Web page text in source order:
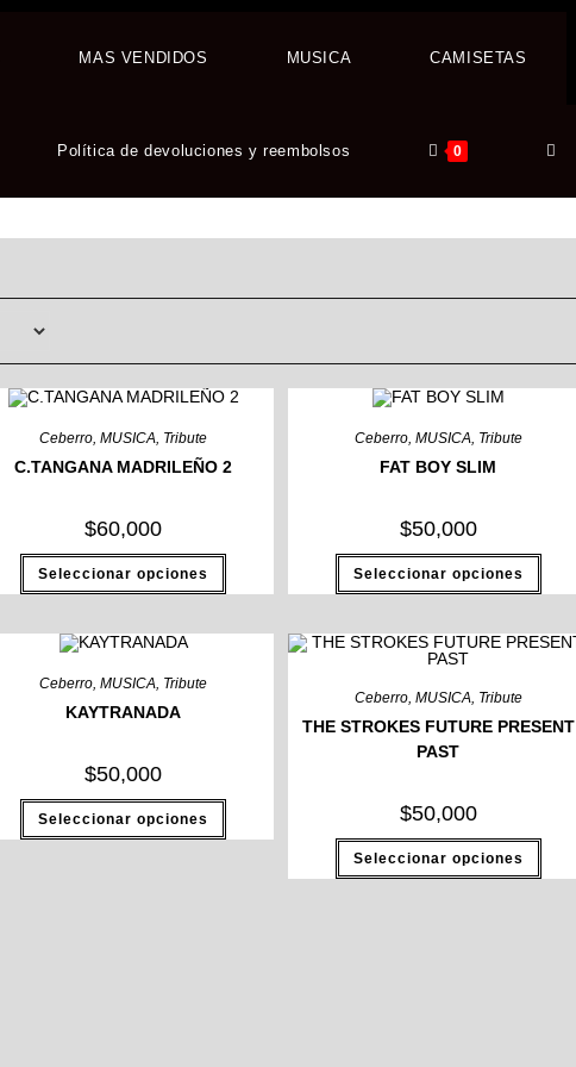
MAS VENDIDOS MUSICA CAMISETAS
Política de devoluciones y reembolsos 0
Ceberro,MUSICA, Tribute
C.TANGANA MADRILEÑO 2
$60,000
Seleccionar opciones
Ceberro, MUSICA, Tribute
FAT BOY SLIM
$50,000
Seleccionar opciones
Ceberro,MUSICA, Tribute
KAYTRANADA
$50,000
Seleccionar opciones
Ceberro, MUSICA Tribute
THE STROKES FUTURE PRESENT
PAST
$50,000
Seleccionar opciones